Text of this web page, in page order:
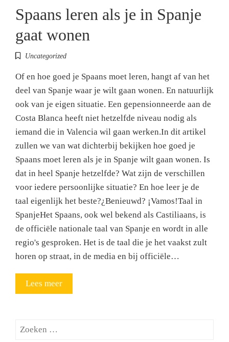
Spaans leren als je in Spanje
gaat wonen
Uncategorized
Of en hoe goed je Spaans moet leren, hangt af van het
deel van Spanje waar je wilt gaan wonen. En natuurlijk
ook van je eigen situatie. Een gepensionneerde aan de
Costa Blanca heeft niet hetzelfde niveau nodig als
iemand die in Valencia wil gaan werken.In dit artikel
zullen we van wat dichterbij bekijken hoe goed je
Spaans moet leren als je in Spanje wilt gaan wonen. Is
dat in heel Spanje hetzelfde? Wat zijn de verschillen
voor iedere persoonlijke situatie? En hoe leer je de
taal eigenlijk het beste?¿Benieuwd? ¡Vamos!Taal in
SpanjeHet Spaans, ook wel bekend als Castiliaans, is
de officiële nationale taal van Spanje en wordt in alle
regio's gesproken. Het is de taal die je het vaakst zult
horen op straat, in de media en bij officiële…
Lees meer
Zoeken